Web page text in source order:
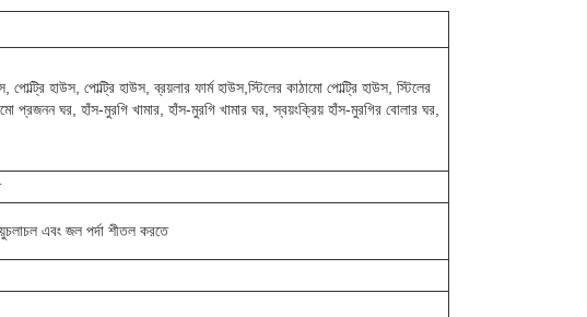
পোল্ট্রি হাউস, পোল্ট্রি হাউস, ব্রয়লার ফার্ম হাউস,স্টিলের কাঠামো পোল্ট্রি হাউস, স্টিলের
প্রজনন ঘর, হাঁস-মুরগি খামার, হাঁস-মুরগি খামার ঘর, স্বয়ংক্রিয় হাঁস-মুরগির বোলার ঘর,
এবং জল পর্দা শীতল করতে